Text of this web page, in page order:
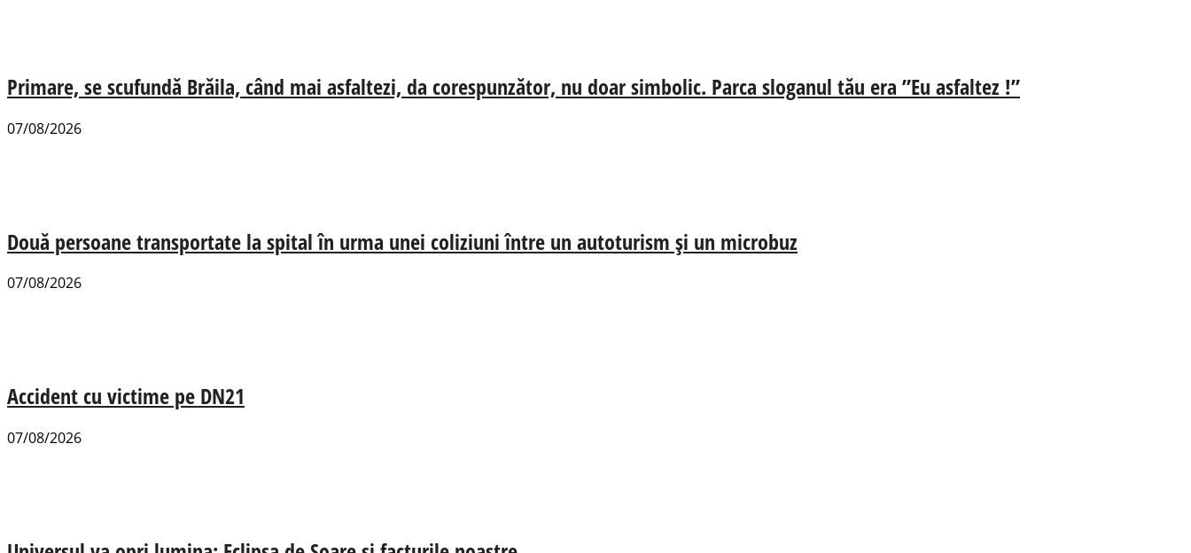
Primare, se scufundă Brăila, când mai asfaltezi, da corespunzător, nu doar simbolic. Parca sloganul tău era ”Eu asfaltez !”
07/08/2026
Două persoane transportate la spital în urma unei coliziuni între un autoturism și un microbuz
07/08/2026
Accident cu victime pe DN21
07/08/2026